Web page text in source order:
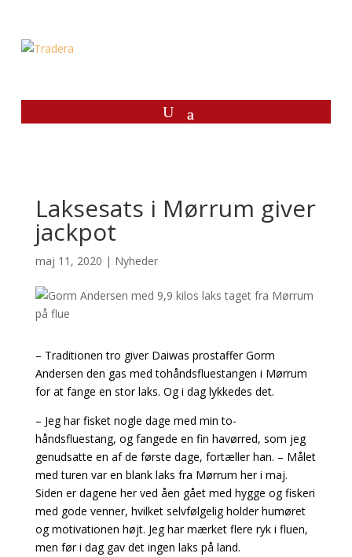
Laksesats i Mørrum giver
jackpot
maj 11, 2020 | Nyheder
– Traditionen tro giver Daiwas prostaffer Gorm
Andersen den gas med tohåndsfluestangen i Mørrum
for at fange en stor laks. Og i dag lykkedes det.
– Jeg har fisket nogle dage med min to-
håndsfluestang, og fangede en fin havørred, som jeg
genudsatte en af de første dage, fortæller han. – Målet
med turen var en blank laks fra Mørrum her i maj.
Siden er dagene her ved åen gået med hygge og fiskeri
med gode venner, hvilket selvfølgelig holder humøret
og motivationen højt. Jeg har mærket flere ryk i fluen,
men før i dag gav det ingen laks på land.